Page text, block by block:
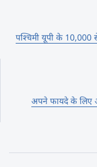
पश्चिमी यूपी के 10,000
अपने फायदे के लिए